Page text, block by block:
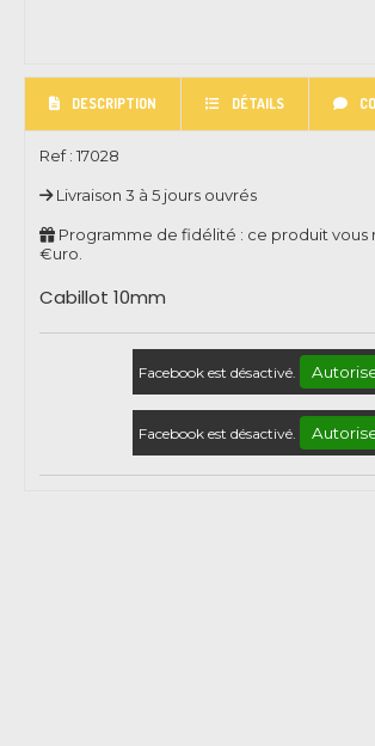
DESCRIPTION DÉTAILS
Ref : 17028
Livraison 3 à 5 jours ouvrés
Programme de fidélité : ce produit vous
€uro.
Cabillot 10mm
Facebook est désactivé.
Facebook est désactivé.